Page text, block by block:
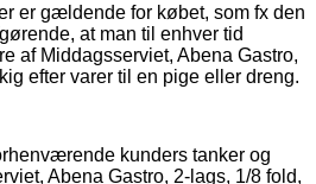
er gældende for købet, som fx den
at man til enhver tid
af Middagsserviet, Abena Gastro,
efter varer til en pige eller dreng.
kunders tanker og
Abena Gastro, 2-lags, 1/8 fold,